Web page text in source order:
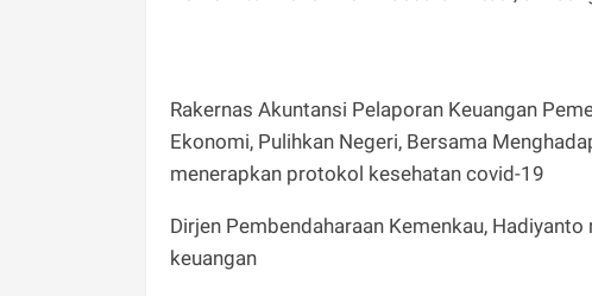
Rakernas Akuntansi Pelaporan Keuangan
Ekonomi, Pulihkan Negeri, Bersama
menerapkan protokol kesehatan covid-19
Dirjen Pembendaharaan Kemenkau,
keuangan